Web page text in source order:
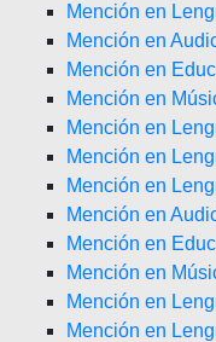
Mención en
Mención en
Mención en
Mención en
Mención en
Mención en
Mención en
Mención en
Mención en
Mención en
Mención en
Mención en